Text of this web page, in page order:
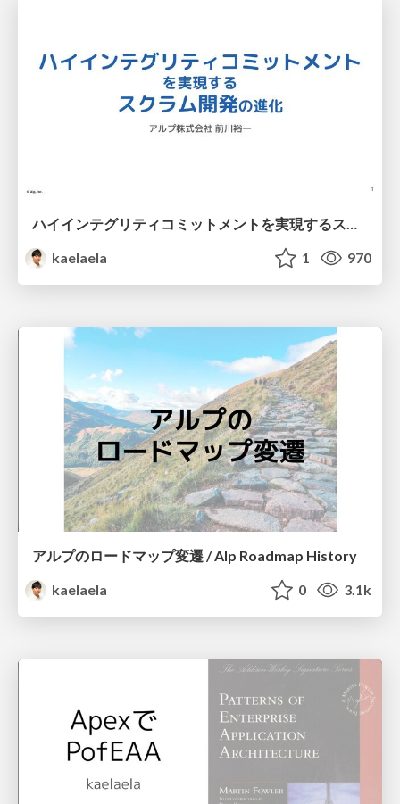
kaelaela
1 970
アルプのロードマップ変遷 / Alp Roadmap History
kaelaela
0 3.1k